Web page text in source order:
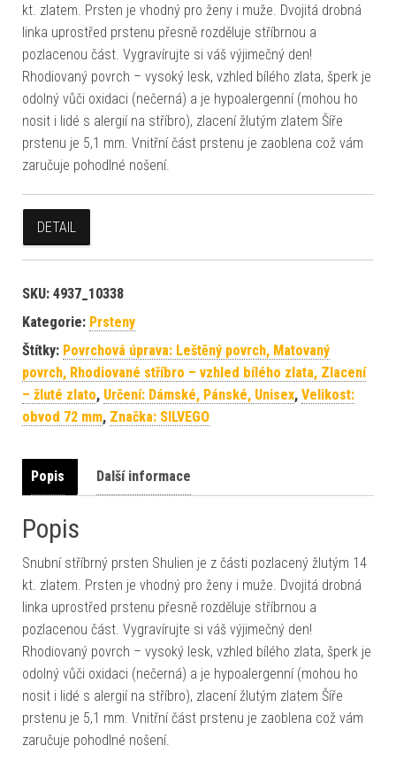
kt. zlatem. Prsten je vhodný pro ženy i muže. Dvojitá drobná
linka uprostřed prstenu přesně rozděluje stříbrnou a
pozlacenou část. Vygravírujte si váš výjimečný den!
Rhodiovaný povrch – vysoký lesk, vzhled bílého zlata, šperk je
odolný vůči oxidaci (nečerná) a je hypoalergenní (mohou ho
nosit i lidé s alergií na stříbro), zlacení žlutým zlatem Šíře
prstenu je 5,1 mm. Vnitřní část prstenu je zaoblena což vám
zaručuje pohodlné nošení.
DETAIL
SKU: 4937_10338
Kategorie: Prsteny
Štítky: Povrchová úprava: Leštěný povrch, Matovaný
povrch, Rhodiované stříbro – vzhled bílého zlata, Zlacení
– žluté zlato, Určení: Dámské, Pánské, Unisex, Velikost:
obvod 72 mm, Značka: SILVEGO
Popis Další informace
Popis
Snubní stříbrný prsten Shulien je z části pozlacený žlutým 14
kt. zlatem. Prsten je vhodný pro ženy i muže. Dvojitá drobná
linka uprostřed prstenu přesně rozděluje stříbrnou a
pozlacenou část. Vygravírujte si váš výjimečný den!
Rhodiovaný povrch – vysoký lesk, vzhled bílého zlata, šperk je
odolný vůči oxidaci (nečerná) a je hypoalergenní (mohou ho
nosit i lidé s alergií na stříbro), zlacení žlutým zlatem Šíře
prstenu je 5,1 mm. Vnitřní část prstenu je zaoblena což vám
zaručuje pohodlné nošení.